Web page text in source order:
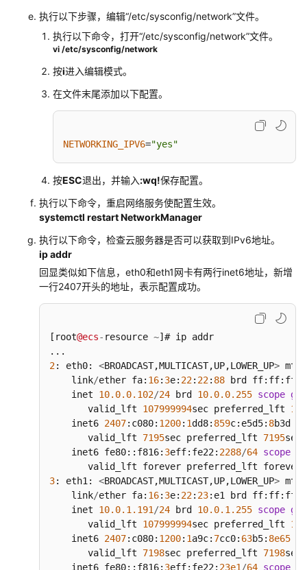
频
执行以下步骤，编辑“/etc/sysconfig/network”文件。
执行以下命令，打开“/etc/sysconfig/network”文件。
vi /etc/sysconfig/network
按i进入编辑模式。
在文件末尾添加以下配置。
NETWORKING_IPV6="yes"
按ESC退出，并输入:wq!保存配置。
执行以下命令，重启网络服务使配置生效。
systemctl restart NetworkManager
执行以下命令，检查云服务器是否可以获取到IPv6地址。
ip addr
回显类似如下信息，eth0和eth1网卡有两行inet6地址，新增
一行2407开头的地址，表示配置成功。
[root@ecs- resource ~]# ip addr
2: eth0: <BROADCAST,MULTICAST,UP,LOWER_UP> mtu
    link
/ether fa: 16: 3e: 22: 22: 88 brd
    inet
10.0.0.102/24 brd 10.0.0.255 scope
       valid_lft
107999994sec preferred_lft
    inet6
2407:c080: 1200: 1dd8: 859c:e5d5: 8
       valid_lft
7195sec preferred_lft 7195sec
    inet6 fe80::f816:
3eff:fe22: 2288/64 scope
3: eth1: <BROADCAST,MULTICAST,UP,LOWER_UP> mtu
    link
/ether fa: 16: 3e: 22: 23:e1 brd
    inet
10.0.1 .191 /24 brd 10.0.1 .255 scope
       valid_lft
107999994sec preferred_lft
    inet6
2407:c080: 1200: 1a9c: 7cc0: 63b5: 8e65
       valid_lft
7198sec preferred_lft 7198sec
    inet6 fe80::f816:
3eff:fe22: 23e1 /64 scope